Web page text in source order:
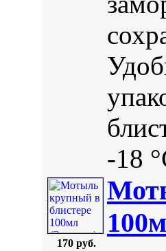
-18
170 руб.